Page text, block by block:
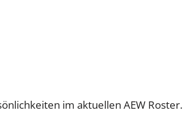
im aktuellen AEW Roster.